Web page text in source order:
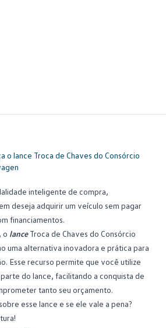
o lance Troca de Chaves do Consórcio
inteligente de compra,
deseja adquirir um veículo sem pagar
financiamentos.
o lanceTroca de Chaves do Consórcio
uma alternativa inovadora e prática para
Esse recurso permite que você utilize
do lance, facilitando a conquista de
tanto seu orçamento.
esse lance e se ele vale a pena?